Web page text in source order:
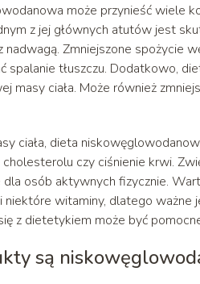
może przynieść wiele
z jej głównych atutów jest
nadwagą. Zmniejszone spożycie
spalanie tłuszczu. Dodatkowo,
masy ciała. Może również
ciała, dieta
czy ciśnienie krwi.
osób aktywnych fizycznie.
niektóre witaminy, dlatego ważne
z dietetykiem może być
są